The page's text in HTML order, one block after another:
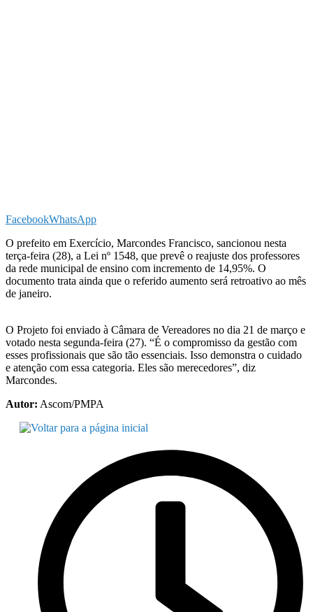
FacebookWhatsApp
O prefeito em Exercício, Marcondes Francisco, sancionou nesta
terça-feira (28), a Lei nº 1548, que prevê o reajuste dos professores
da rede municipal de ensino com incremento de 14,95%. O
documento trata ainda que o referido aumento será retroativo ao mês
de janeiro.
O Projeto foi enviado à Câmara de Vereadores no dia 21 de março e
votado nesta segunda-feira (27). “É o compromisso da gestão com
esses profissionais que são tão essenciais. Isso demonstra o cuidado
e atenção com essa categoria. Eles são merecedores”, diz
Marcondes.
Autor: Ascom/PMPA